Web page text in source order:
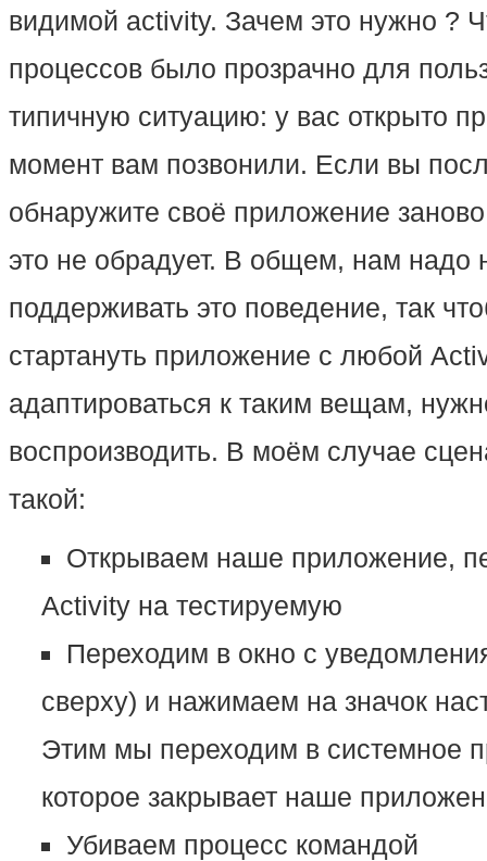
видимой activity. Зачем это нужно ?
процессов было прозрачно для
типичную ситуацию: у вас открыто
момент вам позвонили. Если вы
обнаружите своё приложение
это не обрадует. В общем, нам надо
поддерживать это поведение, так
стартануть приложение с любой
адаптироваться к таким вещам,
воспроизводить. В моём случае
такой:
Открываем наше приложение,
Activity на тестируемую
Переходим в окно с
сверху) и нажимаем на значок
Этим мы переходим в системное
которое закрывает наше
Убиваем процесс командой